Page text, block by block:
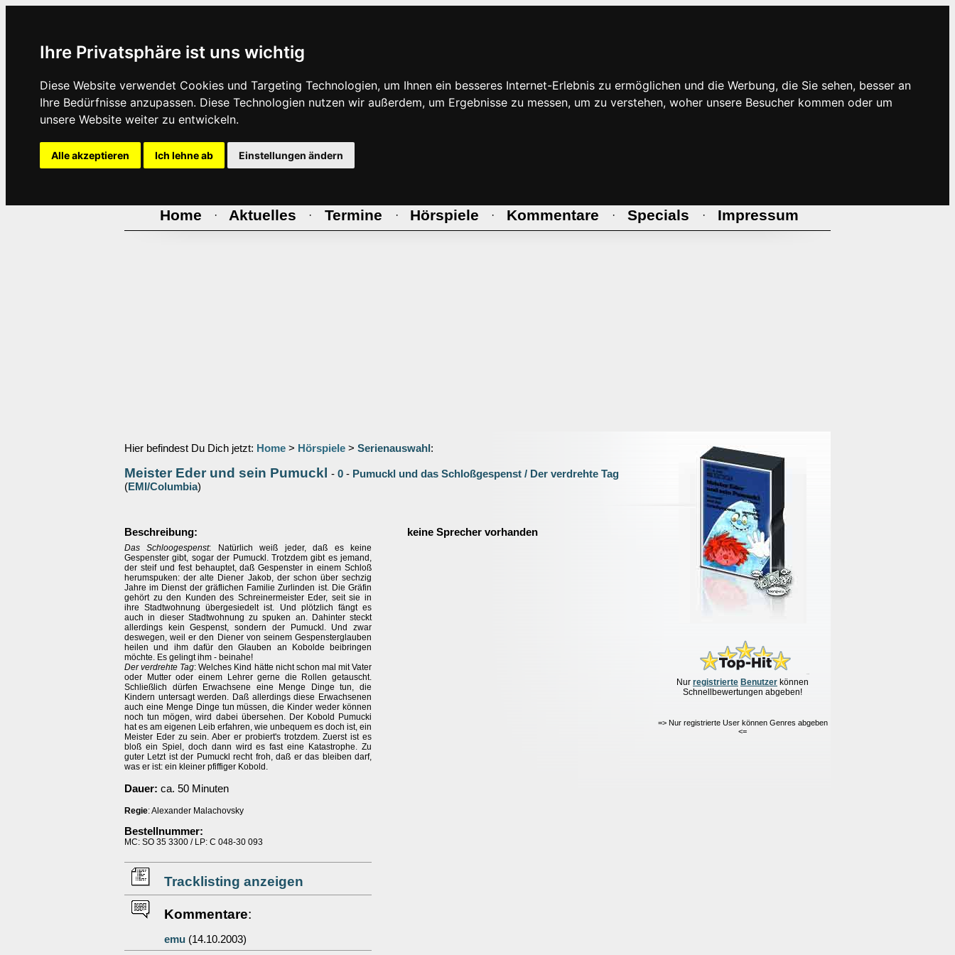
Ihre Privatsphäre ist uns wichtig
Diese Website verwendet Cookies und Targeting Technologien, um Ihnen ein besseres Internet-Erlebnis zu ermöglichen und die Werbung, die Sie sehen, besser an
Ihre Bedürfnisse anzupassen. Diese Technologien nutzen wir außerdem, um Ergebnisse zu messen, um zu verstehen, woher unsere Besucher kommen oder um
unsere Website weiter zu entwickeln.
Alle akzeptieren Ich lehne ab Einstellungen ändern
Home · Aktuelles · Termine · Hörspiele · Kommentare · Specials · Impressum
Hier befindest Du Dich jetzt: Home > Hörspiele > Serienauswahl :
Meister Eder und sein Pumuckl - 0 - Pumuckl und das Schloßgespenst / Der verdrehte Tag
(EMI/Columbia)
Nur registrierte Benutzer können
Schnellbewertungen abgeben!
=> Nur registrierte User können Genres abgeben
<=
Beschreibung:
Das Schloogespenst: Natürlich weiß jeder, daß es keine
Gespenster gibt, sogar der Pumuckl. Trotzdem gibt es jemand,
der steif und fest behauptet, daß Gespenster in einem Schloß
herumspuken: der alte Diener Jakob, der schon über sechzig
Jahre im Dienst der gräflichen Familie Zurlinden ist. Die Gräfin
gehört zu den Kunden des Schreinermeister Eder, seit sie in
ihre Stadtwohnung übergesiedelt ist. Und plötzlich fängt es
auch in dieser Stadtwohnung zu spuken an. Dahinter steckt
allerdings kein Gespenst, sondern der Pumuckl. Und zwar
deswegen, weil er den Diener von seinem Gespensterglauben
heilen und ihm dafür den Glauben an Kobolde beibringen
möchte. Es gelingt ihm - beinahe!
Der verdrehte Tag: Welches Kind hätte nicht schon mal mit Vater
oder Mutter oder einem Lehrer gerne die Rollen getauscht.
Schließlich dürfen Erwachsene eine Menge Dinge tun, die
Kindern untersagt werden. Daß allerdings diese Erwachsenen
auch eine Menge Dinge tun müssen, die Kinder weder können
noch tun mögen, wird dabei übersehen. Der Kobold Pumucki
hat es am eigenen Leib erfahren, wie unbequem es doch ist, ein
Meister Eder zu sein. Aber er probiert's trotzdem. Zuerst ist es
bloß ein Spiel, doch dann wird es fast eine Katastrophe. Zu
guter Letzt ist der Pumuckl recht froh, daß er das bleiben darf,
was er ist: ein kleiner pfiffiger Kobold.
Dauer: ca. 50 Minuten
Regie: Alexander Malachovsky
Bestellnummer:
MC: SO 35 3300 / LP: C 048-30 093
Tracklisting anzeigen
Kommentare:
emu (14.10.2003)
keine Sprecher vorhanden